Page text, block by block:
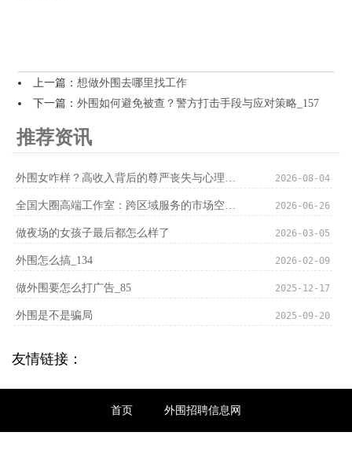
上一篇： 想做外围去哪里找工作
下一篇： 外围如何避免被查？警方打击手段与应对策略_157
推荐资讯
外围女咋样？高收入背后的尊严丧失与心理扭曲_84 2026-08-04
‌全国大圈高端工作室‌：跨区域服务的市场空间与挑战 2026-06-26
做夜场的女孩子最后都怎么样了 2026-03-05
外围怎么搞_134 2026-02-09
做外围要怎么打广告_85 2025-12-17
外围是不是骗局 2025-09-20
友情链接：
首页 外围招聘信息网